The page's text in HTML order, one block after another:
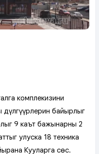
комплекизиниң
дүлгүүрлерин байырлыг
9 каът бажыңнарны 2
улуска 18 техника
Кууларга сөс.